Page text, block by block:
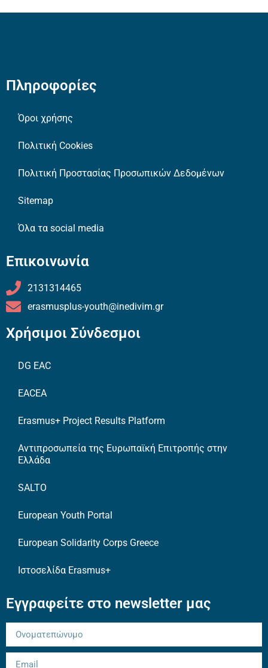
Πληροφορίες
Όροι χρήσης
Πολιτική Cookies
Πολιτική Προστασίας Προσωπικών Δεδομένων
Sitemap
Όλα τα social media
Επικοινωνία
2131314465
erasmusplus-youth@inedivim.gr
Χρήσιμοι Σύνδεσμοι
DG EAC
EACEA
Erasmus+ Project Results Platform
Αντιπροσωπεία της Ευρωπαϊκή Επιτροπής στην
Ελλάδα
SALTO
European Youth Portal
European Solidarity Corps Greece
Ιστοσελίδα Erasmus+
Εγγραφείτε στο newsletter μας